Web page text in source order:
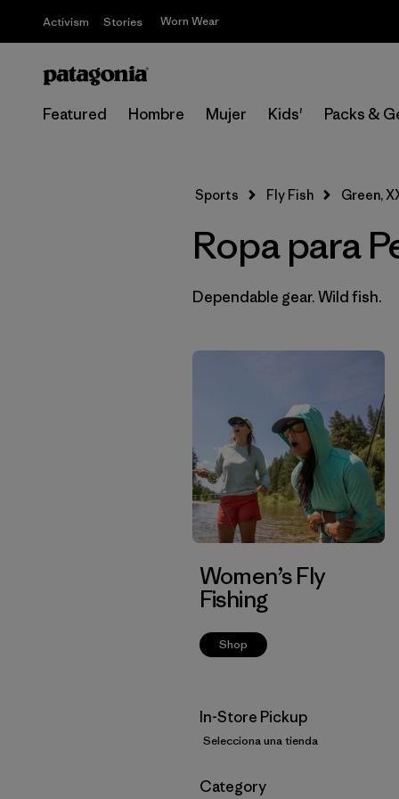
Activism Stories Worn Wear
Featured Hombre Mujer Kids' Packs &
Sports Fly Fish Green,
Ropa para
Dependable gear. Wild fish.
Women’s Fly
Fishing
Shop
In-Store Pickup
Selecciona una tienda
Filtrar por
Category